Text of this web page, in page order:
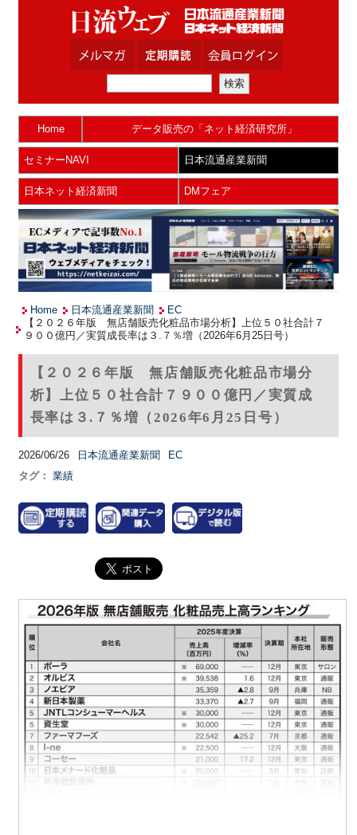
Home データ販売の「ネット経済研究所」
セミナーNAVI 日本流通産業新聞
日本ネット経済新聞 DMフェア
Home 日本流通産業新聞
EC
【２０２６年版 無店舗販売化粧品市場分析】上位５０社合計７
９００億円／実質成長率は３.７％増（2026年6月25日号）
【２０２６年版 無店舗販売化粧品市場分
析】上位５０社合計７９００億円／実質成
長率は３.７％増（2026年6月25日号）
2026/06/26 日本流通産業新聞
EC
タグ： 業績